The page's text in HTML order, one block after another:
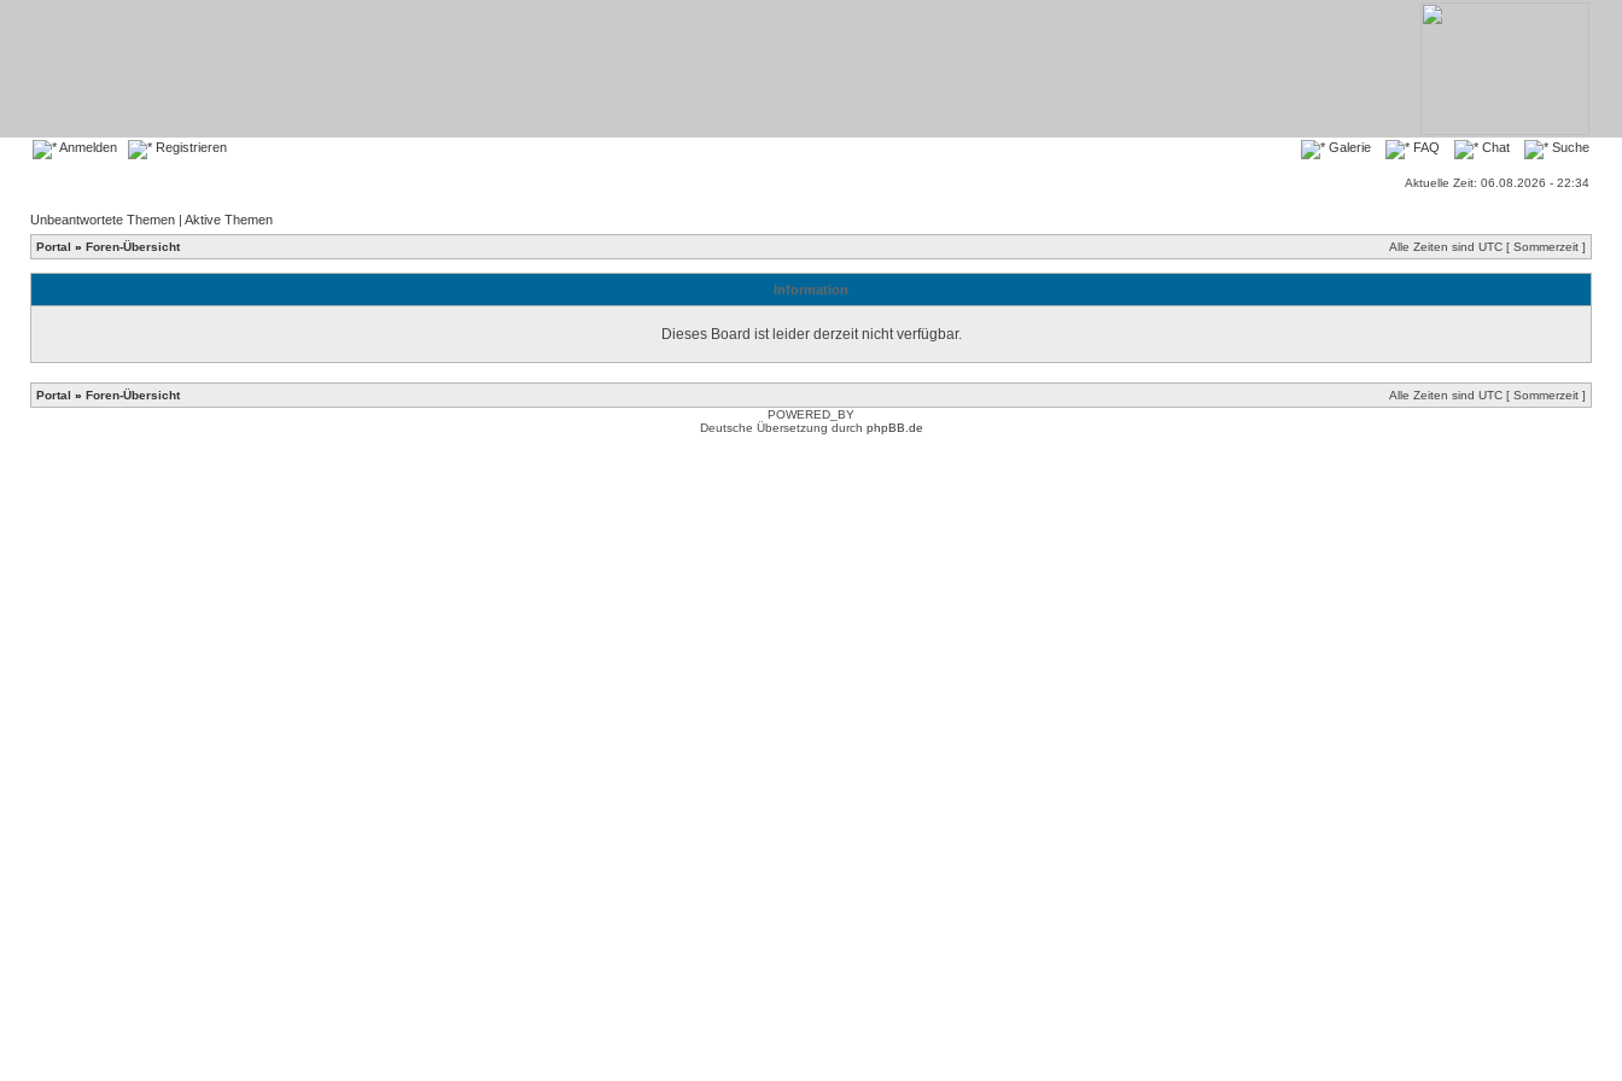
Anmelden Registrieren Galerie FAQ Chat Suche
Aktuelle Zeit: 06.08.2026 - 22:34
Unbeantwortete Themen | Aktive Themen
Portal » Foren-Übersicht Alle Zeiten sind UTC [ Sommerzeit ]
Information
Dieses Board ist leider derzeit nicht verfügbar.
Portal » Foren-Übersicht
Alle Zeiten sind UTC [ Sommerzeit ]
POWERED_BY
Deutsche Übersetzung durch phpBB.de